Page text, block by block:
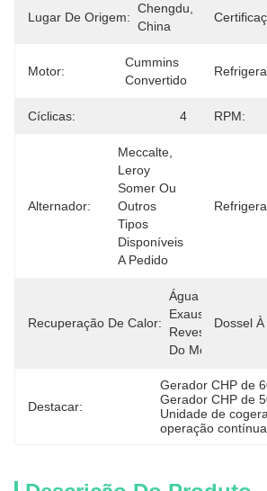
Lugar De Origem:
Chengdu,
China
Motor:
Cummins
Convertido
Cíclicas: 4 RPM:
Alternador:
Meccalte,
Leroy
Somer Ou
Outros
Tipos
Disponíveis
A Pedido
Recuperação De Calor:
Água E
Exaustão Do
Revestimento
Do Motor
Dossel
Destacar:
Gerador CHP de
Gerador CHP de
Unidade de
operação